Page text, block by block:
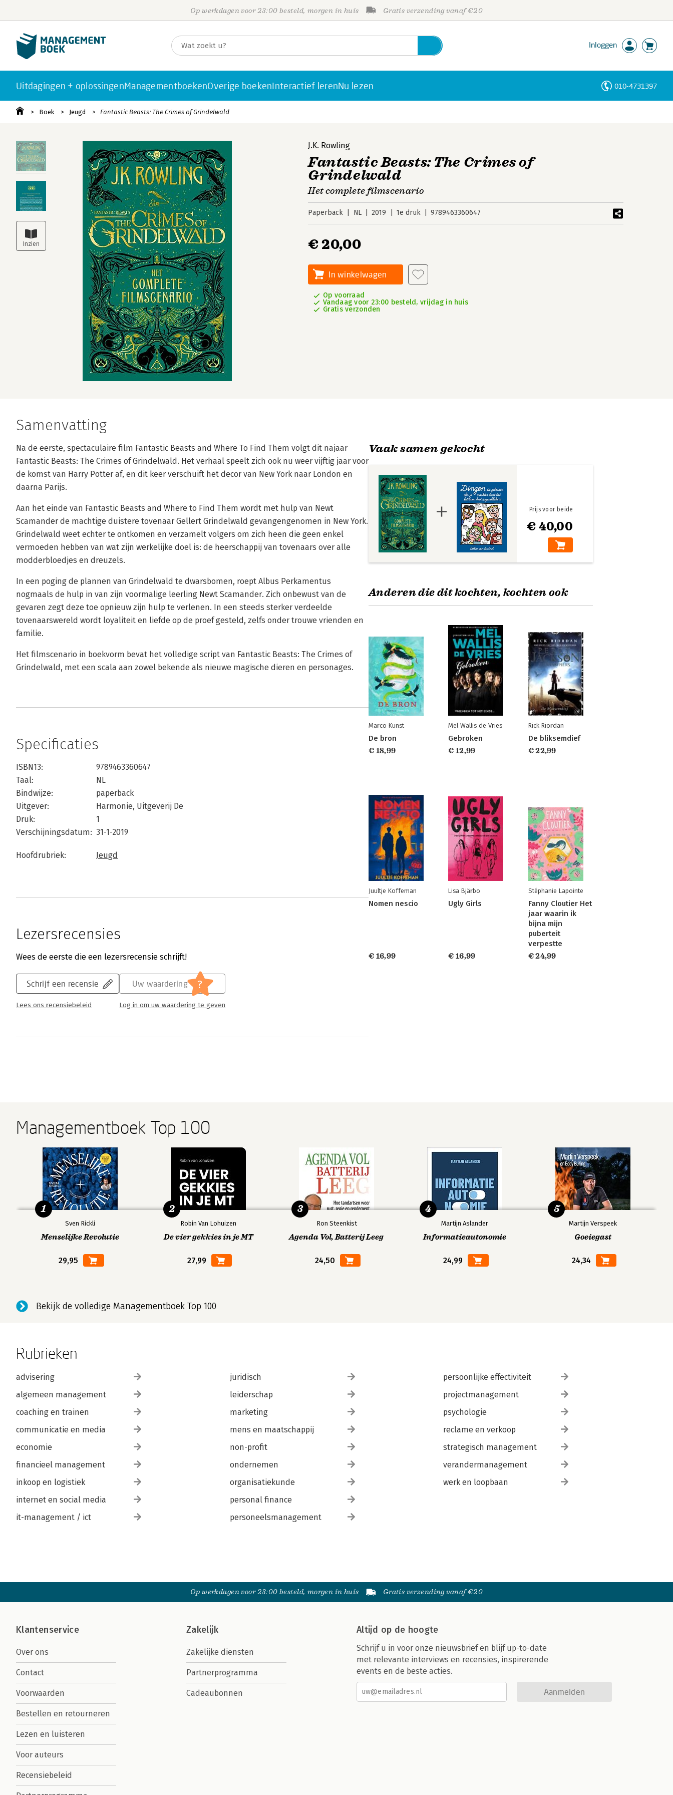
Op werkdagen voor 23:00 besteld, morgen in huis Gratis verzending vanaf €20
Inloggen
Uitdagingen + oplossingenManagementboekenOverige boekenInteractief lerenNu lezen 010-4731397
Boek Jeugd Fantastic Beasts: The Crimes of Grindelwald
J.K. Rowling
Fantastic Beasts: The Crimes of
Grindelwald
Het complete filmscenario
Paperback NL 2019 1e druk 9789463360647
€ 20,00
In winkelwagen
Op voorraad
Vandaag voor 23:00 besteld, vrijdag in huis
Gratis verzonden
Samenvatting
Na de eerste, spectaculaire film Fantastic Beasts and Where To Find Them volgt dit najaar
Fantastic Beasts: The Crimes of Grindelwald. Het verhaal speelt zich ook nu weer vijftig jaar voor
de komst van Harry Potter af, en dit keer verschuift het decor van New York naar London en
daarna Parijs.
Aan het einde van Fantastic Beasts and Where to Find Them wordt met hulp van Newt
Scamander de machtige duistere tovenaar Gellert Grindelwald gevangengenomen in New York.
Grindelwald weet echter te ontkomen en verzamelt volgers om zich heen die geen enkel
vermoeden hebben van wat zijn werkelijke doel is: de heerschappij van tovenaars over alle
modderbloedjes en dreuzels.
In een poging de plannen van Grindelwald te dwarsbomen, roept Albus Perkamentus
nogmaals de hulp in van zijn voormalige leerling Newt Scamander. Zich onbewust van de
gevaren zegt deze toe opnieuw zijn hulp te verlenen. In een steeds sterker verdeelde
tovenaarswereld wordt loyaliteit en liefde op de proef gesteld, zelfs onder trouwe vrienden en
familie.
Het filmscenario in boekvorm bevat het volledige script van Fantastic Beasts: The Crimes of
Grindelwald, met een scala aan zowel bekende als nieuwe magische dieren en personages.
Specificaties
ISBN13:
9789463360647
Taal:
NL
Bindwijze:
paperback
Uitgever:
Harmonie, Uitgeverij De
Druk:
1
Verschijningsdatum: 31-1-2019
Hoofdrubriek: Jeugd
Lezersrecensies
Wees de eerste die een lezersrecensie schrijft!
Schrijf een recensie
Lees ons recensiebeleid
Uw waardering ?
Log in om uw waardering te geven
Vaak samen gekocht
€ 40,00
Prijs voor beide
Anderen die dit kochten, kochten ook
Marco Kunst
De bron
€ 18,99
Mel Wallis de Vries
Gebroken
€ 12,99
Rick Riordan
De bliksemdief
€ 22,99
Juultje Koffeman
Nomen nescio
€ 16,99
Lisa Bjärbo
Ugly Girls
€ 16,99
Stéphanie Lapointe
Fanny Cloutier Het
jaar waarin ik
bijna mijn
puberteit
verpestte
€ 24,99
Managementboek Top 100
Sven Rickli
Menselijke Revolutie
29,95
1
Robin Van Lohuizen
De vier gekkies in je MT
27,99
2
Ron Steenkist
Agenda Vol, Batterij Leeg
24,50
3
Martijn Aslander
Informatieautonomie
24,99
4
Martijn Verspeek
Goeiegast
24,34
5
Bekijk de volledige Managementboek Top 100
Rubrieken
advisering
algemeen management
coaching en trainen
communicatie en media
economie
financieel management
inkoop en logistiek
internet en social media
it-management / ict
juridisch
leiderschap
marketing
mens en maatschappij
non-profit
ondernemen
organisatiekunde
personal finance
personeelsmanagement
persoonlijke effectiviteit
projectmanagement
psychologie
reclame en verkoop
strategisch management
verandermanagement
werk en loopbaan
Op werkdagen voor 23:00 besteld, morgen in huis Gratis verzending vanaf €20
Klantenservice
Over ons
Contact
Voorwaarden
Bestellen en retourneren
Lezen en luisteren
Voor auteurs
Recensiebeleid
Zakelijk
Zakelijke diensten
Partnerprogramma
Cadeaubonnen
Altijd op de hoogte
Schrijf u in voor onze nieuwsbrief en blijf up-to-date
met relevante interviews en recensies, inspirerende
events en de beste acties.
Aanmelden
Personen